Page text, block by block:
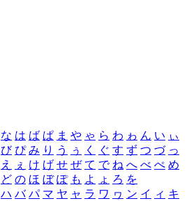
な は ば ぱ ま や ゃ ら わ ゎ ん い ぃ
び ぴ み り う ぅ く ぐ す ず つ づ っ
え ぇ け げ せ ぜ て で ね へ べ ぺ め
ど の ほ ぼ ぽ も よ ょ ろ を
ハ バ パ マ ヤ ャ ラ ワ ヮ ン イ ィ キ